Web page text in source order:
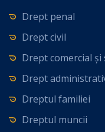
Drept penal
Drept civil
Drept comercial și
Drept
Dreptul familiei
Dreptul muncii